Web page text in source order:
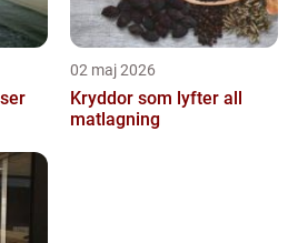
02 maj 2026
Kryddor som lyfter all
matlagning